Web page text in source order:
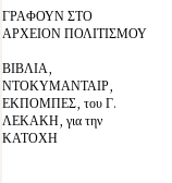
ΓΡΑΦΟΥΝ ΣΤΟ
ΑΡΧΕΙΟΝ ΠΟΛΙΤΙΣΜΟΥ
ΒΙΒΛΙΑ,
ΝΤΟΚΥΜΑΝΤΑΙΡ,
ΕΚΠΟΜΠΕΣ, του Γ.
ΛΕΚΑΚΗ, για την
ΚΑΤΟΧΗ